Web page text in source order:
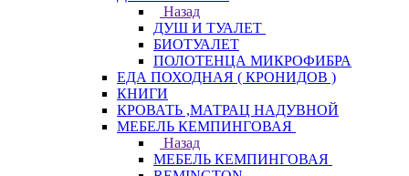
Назад
ДУШ И ТУАЛЕТ
БИОТУАЛЕТ
ПОЛОТЕНЦА МИКРОФИБРА
ЕДА ПОХОДНАЯ ( КРОНИДОВ )
КНИГИ
КРОВАТЬ ,МАТРАЦ НАДУВНОЙ
МЕБЕЛЬ КЕМПИНГОВАЯ
Назад
МЕБЕЛЬ КЕМПИНГОВАЯ